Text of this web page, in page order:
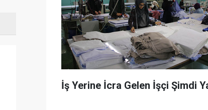
İş Yerine İcra Gelen İşçi Şimdi